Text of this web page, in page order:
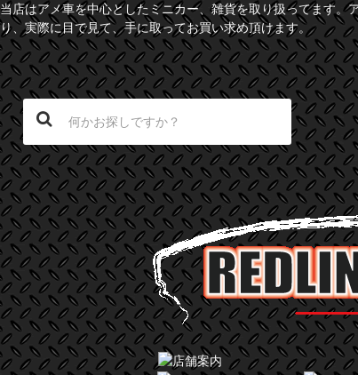
当店はアメ車を中心としたミニカー、雑貨を取り扱ってます
り、実際に目で見て、手に取ってお買い求め頂けます。